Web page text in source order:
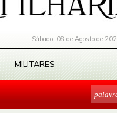
Sábado, 08 de Agosto de
MILITARES